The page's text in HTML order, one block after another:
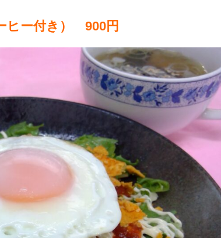
ヒー付き） 900円